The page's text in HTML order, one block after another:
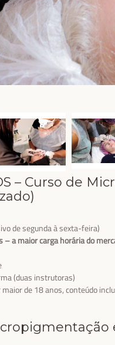
– Curso de
de segunda à sexta-feira)
– a maior carga horária do
(duas instrutoras)
de 18 anos, conteúdo